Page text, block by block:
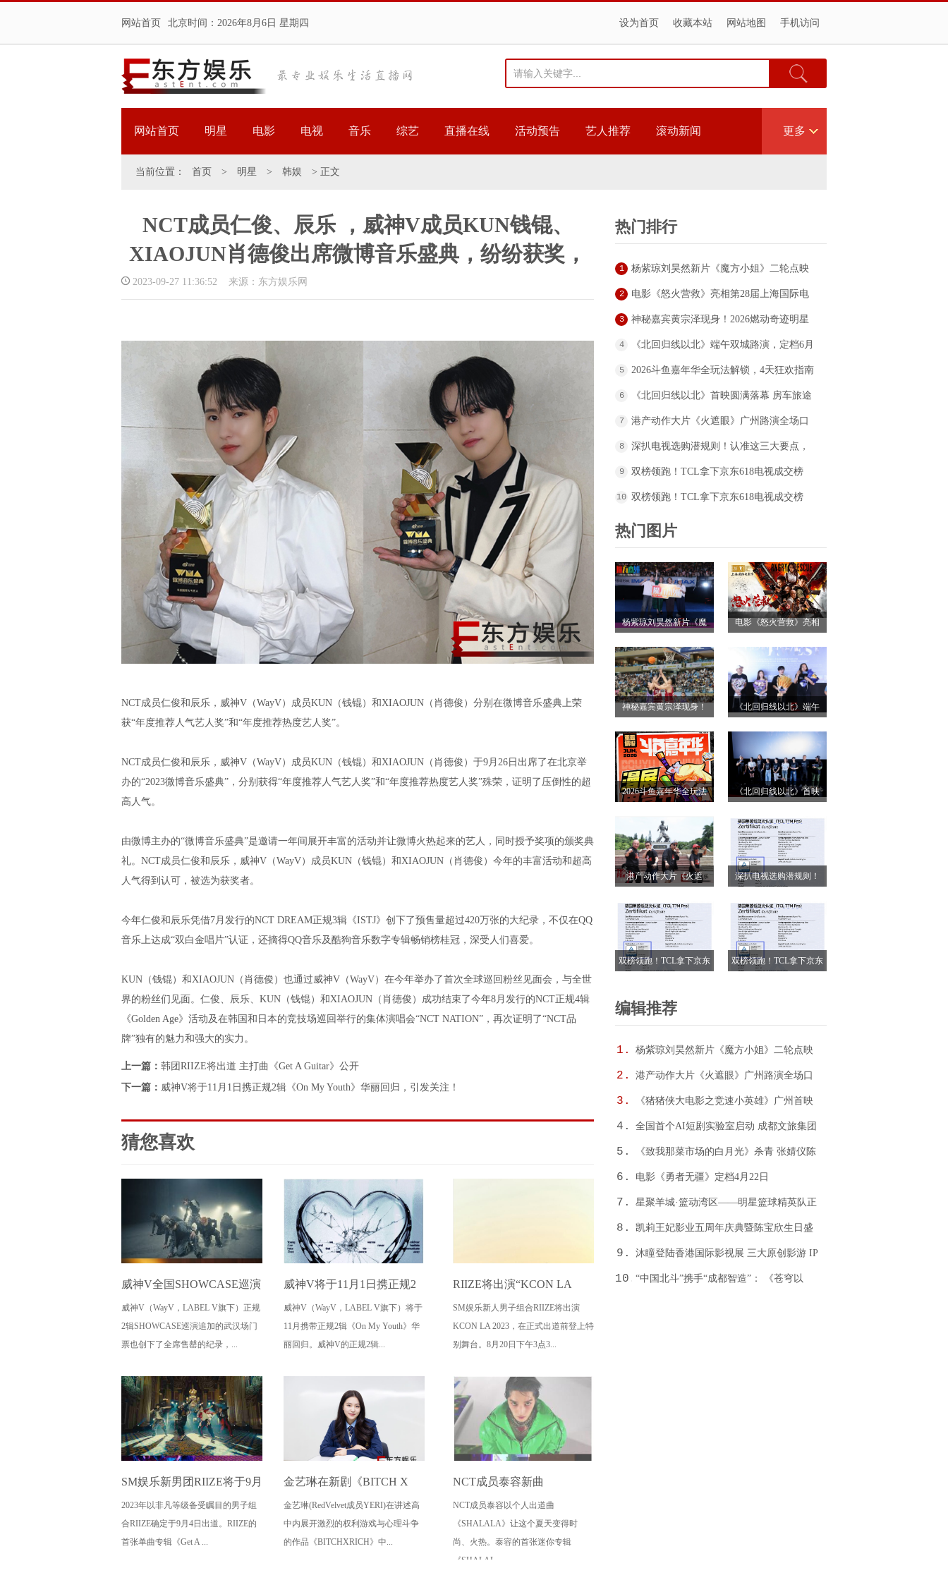
网站首页 北京时间： 2026年8月6日 星期四 设为首页 收藏本站 网站地图 手机访问
网站首页 明星 电影 电视 音乐 综艺 直播在线 活动预告 艺人推荐 滚动新闻 更多
当前位置： 首页 > 明星 > 韩娱 > 正文
NCT成员仁俊、辰乐 ，威神V成员KUN钱锟、
XIAOJUN肖德俊出席微博音乐盛典，纷纷获奖，
2023-09-27 11:36:52 来源：东方娱乐网
NCT成员仁俊和辰乐，威神V（WayV）成员KUN（钱锟）和XIAOJUN（肖德俊）分别在微博音乐盛典上荣
获“年度推荐人气艺人奖”和“年度推荐热度艺人奖”。
NCT成员仁俊和辰乐，威神V（WayV）成员KUN（钱锟）和XIAOJUN（肖德俊）于9月26日出席了在北京举
办的“2023微博音乐盛典”，分别获得“年度推荐人气艺人奖”和“年度推荐热度艺人奖”殊荣，证明了压倒性的超
高人气。
由微博主办的“微博音乐盛典”是邀请一年间展开丰富的活动并让微博火热起来的艺人，同时授予奖项的颁奖典
礼。NCT成员仁俊和辰乐，威神V（WayV）成员KUN（钱锟）和XIAOJUN（肖德俊）今年的丰富活动和超高
人气得到认可，被选为获奖者。
今年仁俊和辰乐凭借7月发行的NCT DREAM正规3辑《ISTJ》创下了预售量超过420万张的大纪录，不仅在QQ
音乐上达成“双白金唱片”认证，还摘得QQ音乐及酷狗音乐数字专辑畅销榜桂冠，深受人们喜爱。
KUN（钱锟）和XIAOJUN（肖德俊）也通过威神V（WayV）在今年举办了首次全球巡回粉丝见面会，与全世
界的粉丝们见面。仁俊、辰乐、KUN（钱锟）和XIAOJUN（肖德俊）成功结束了今年8月发行的NCT正规4辑
《Golden Age》活动及在韩国和日本的竞技场巡回举行的集体演唱会“NCT NATION”，再次证明了“NCT品
牌”独有的魅力和强大的实力。
上一篇： 韩团RIIZE将出道 主打曲《Get A Guitar》公开
下一篇： 威神V将于11月1日携正规2辑《On My Youth》华丽回归，引发关注！
猜您喜欢
威神V全国SHOWCASE巡演
武汉场门票全部售罄，主打
曲表演视频公开，引关注！
威神V（WayV，LABEL V旗下）正规
2辑SHOWCASE巡演追加的武汉场门
票也创下了全席售罄的纪录，...
威神V将于11月1日携正规2
辑《On My Youth》华丽回
归，引发关注！
威神V（WayV，LABEL V旗下）将于
11月携带正规2辑《On My Youth》华
丽回归。威神V的正规2辑...
RIIZE将出演“KCON LA
2023”，出道前登上特别舞
台，引发关注！
SM娱乐新人男子组合RIIZE将出演
KCON LA 2023，在正式出道前登上特
别舞台。8月20日下午3点3...
SM娱乐新男团RIIZE将于9月
4日发行首张单曲专辑《Get
A Guitar》，进入历代级出道
2023年以非凡等级备受瞩目的男子组
合RIIZE确定于9月4日出道。RIIZE的
首张单曲专辑《Get A ...
金艺琳在新剧《BITCH X
RICH》中以霸气的面貌展现
了“金艺琳牌黑暗青春”，以
金艺琳(RedVelvet成员YERI)在讲述高
中内展开激烈的权利游戏与心理斗争
的作品《BITCHXRICH》中...
NCT成员泰容新曲
《SHALALA》独特的
collector视频公开
NCT成员泰容以个人出道曲
《SHALALA》让这个夏天变得时
尚、火热。泰容的首张迷你专辑
《SHALAL...
热门排行
1
杨紫琼刘昊然新片《魔方小姐》二轮点映
高燃开启 打破年龄偏见重塑无限可能
2
电影《怒火营救》亮相第28届上海国际电
影节！导演王清亭、功夫女星母其弥雅红
3
神秘嘉宾黄宗泽现身！2026燃动奇迹明星
篮球赛点燃“全民迎省运”热潮
4
《北回归线以北》端午双城路演，定档6月
26日奔赴山海
5
2026斗鱼嘉年华全玩法解锁，4天狂欢指南
请收好
6
《北回归线以北》首映圆满落幕 房车旅途
解锁人生百态
7
港产动作大片《火遮眼》广州路演全场口
碑爆棚
8
深扒电视选购潜规则！认准这三大要点，
再也不被坑
9
双榜领跑！TCL拿下京东618电视成交榜
TOP1，T7M Pro登顶抖音单品榜
10 双榜领跑！TCL拿下京东618电视成交榜
热门图片
杨紫琼刘昊然新片《魔
开启 打破年龄偏见重塑
无限可能
电影《怒火营救》亮相
节！导演王清亭、功夫
女星母其弥雅红毯同台
释硬核动作大片
神秘嘉宾黄宗泽现身！
赛点燃“全民迎省运”热潮
《北回归线以北》端午
2026斗鱼嘉年华全玩法
好
《北回归线以北》首映
人生百态
港产动作大片《火遮
爆棚
深扒电视选购潜规则！
不被坑
双榜领跑！TCL拿下京东
T7M Pro登顶抖音单品榜
双榜领跑！TCL拿下京东
编辑推荐
1.
杨紫琼刘昊然新片《魔方小姐》二轮点映
高燃开启 打破年龄偏见重塑无限可能
2.
港产动作大片《火遮眼》广州路演全场口
碑爆棚
3.
《猪猪侠大电影之竞速小英雄》广州首映
获赞“又燃又暖” 引爆五一期待
4.
全国首个AI短剧实验室启动 成都文旅集团
全面抢滩数字文创新高地
5.
《致我那菜市场的白月光》杀青 张婧仪陈
靖可心向野互成光
6. 电影《勇者无疆》定档4月22日
7.
星聚羊城·篮动湾区——明星篮球精英队正
式成立
8.
凯莉王妃影业五周年庆典暨陈宝欣生日盛
典圆满落幕
9.
沐瞳登陆香港国际影视展 三大原创影游 IP
重磅发布
10.“中国北斗”携手“成都智造”： 《苍穹以